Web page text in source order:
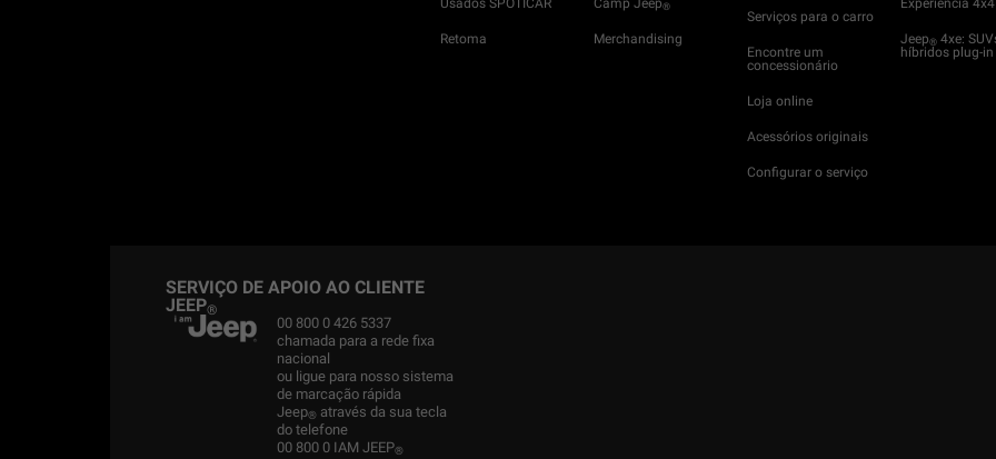
Usados SPOTICAR
Retoma
Camp Jeep®
Merchandising
Serviços para o carro
Encontre um
concessionário
Loja online
Acessórios originais
Configurar o serviço
Experiência 4x4
Jeep® 4xe:
híbridos plug-in
SERVIÇO DE APOIO AO CLIENTE
JEEP®
00 800 0 426 5337
chamada para a rede fixa
nacional
ou ligue para nosso sistema
de marcação rápida
Jeep® através da sua tecla
do telefone
00 800 0 IAM JEEP®